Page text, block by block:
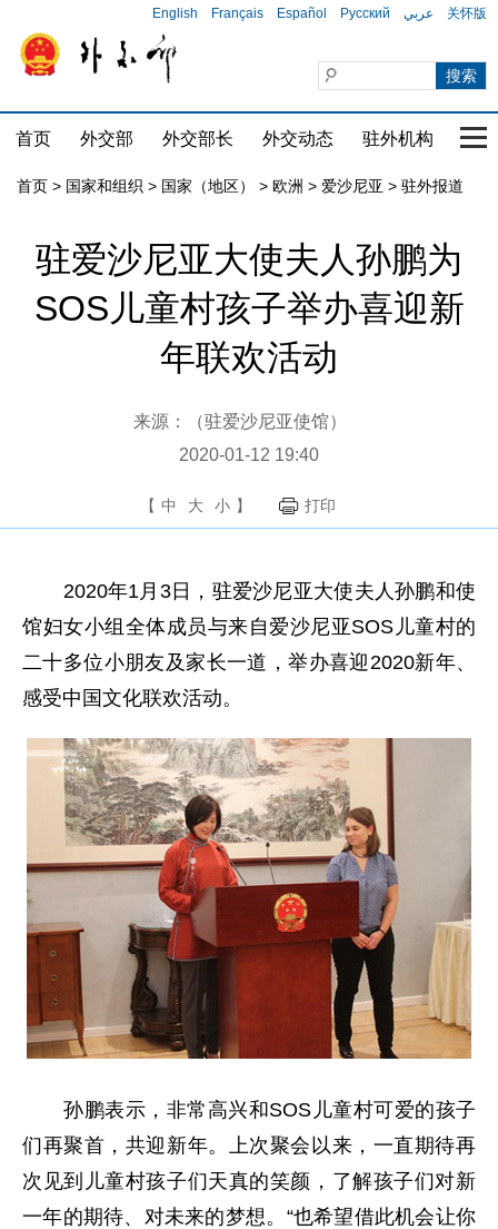
English Français Español Русский عربي 关怀版
首页 外交部 外交部长 外交动态 驻外机构 国
首页 > 国家和组织 > 国家（地区） > 欧洲 > 爱沙尼亚 > 驻外报道
驻爱沙尼亚大使夫人孙鹏为
SOS儿童村孩子举办喜迎新
年联欢活动
来源：（驻爱沙尼亚使馆）
2020-01-12 19:40
【 中 大 小 】 打印
2020年1月3日，驻爱沙尼亚大使夫人孙鹏和使
馆妇女小组全体成员与来自爱沙尼亚SOS儿童村的
二十多位小朋友及家长一道，举办喜迎2020新年、
感受中国文化联欢活动。
孙鹏表示，非常高兴和SOS儿童村可爱的孩子
们再聚首，共迎新年。上次聚会以来，一直期待再
次见到儿童村孩子们天真的笑颜，了解孩子们对新
一年的期待、对未来的梦想。“也希望借此机会让你